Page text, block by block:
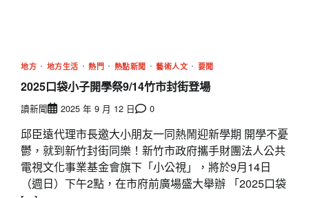
地方 地方生活 熱門 熱點新聞 藝術人文 要聞
2025口袋小子開學祭9/14竹市封街登場
讀新聞 2025 年 9 月 12 日 0
邱臣遠代理市長邀大小朋友一同熱鬧迎新學期 開學不憂
鬱，就到新竹封街同樂！新竹市政府攜手財團法人公共
電視文化事業基金會旗下「小公視」，將於9月14日
（週日）下午2點，在市府前廣場盛大舉辦 「2025口袋